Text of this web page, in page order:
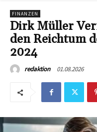
FINANZEN
Dirk Müller
den Reichtum
2024
redaktion 01.08.2026